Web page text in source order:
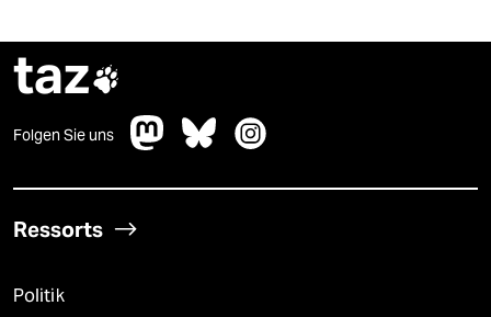
taz
Folgen Sie uns
Ressorts
Politik